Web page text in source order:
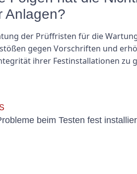
Anlagen?
der Prüffristen für die
gegen Vorschriften und
ihrer Festinstallationen zu
beim Testen fest